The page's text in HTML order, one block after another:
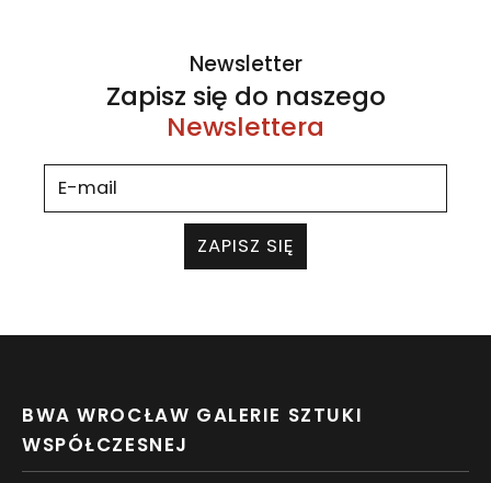
Newsletter
Zapisz się do naszego
Newslettera
ZAPISZ SIĘ
BWA WROCŁAW GALERIE SZTUKI
WSPÓŁCZESNEJ